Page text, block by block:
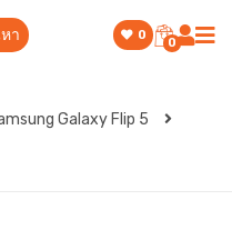
า 0
0
Galaxy Flip 5